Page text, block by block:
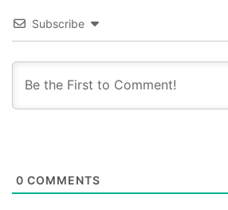
Subscribe
0 COMMENTS